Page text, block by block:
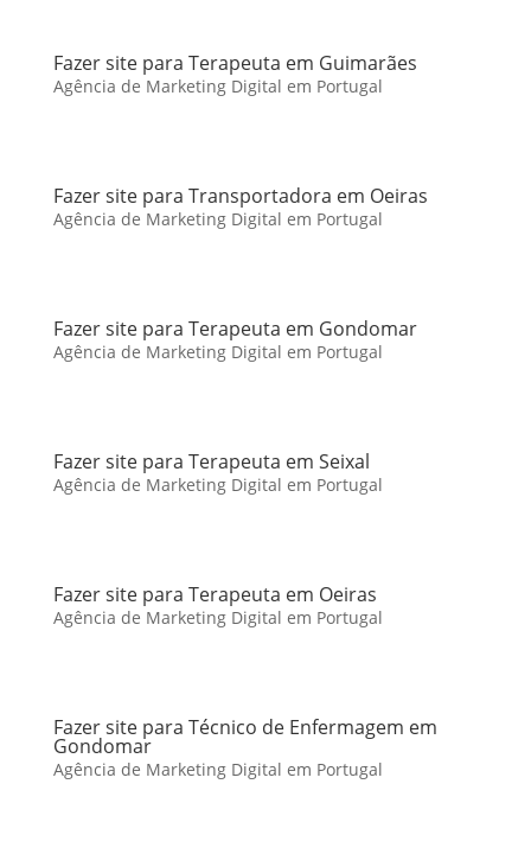
Fazer site para Terapeuta em Guimarães
Agência de Marketing Digital em Portugal
Fazer site para Transportadora em Oeiras
Agência de Marketing Digital em Portugal
Fazer site para Terapeuta em Gondomar
Agência de Marketing Digital em Portugal
Fazer site para Terapeuta em Seixal
Agência de Marketing Digital em Portugal
Fazer site para Terapeuta em Oeiras
Agência de Marketing Digital em Portugal
Fazer site para Técnico de Enfermagem em
Gondomar
Agência de Marketing Digital em Portugal